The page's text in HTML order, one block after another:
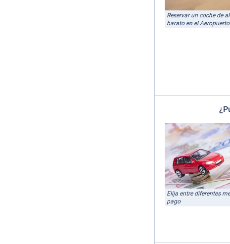
Reservar un coche de
barato en el
Elija entre diferentes
pago